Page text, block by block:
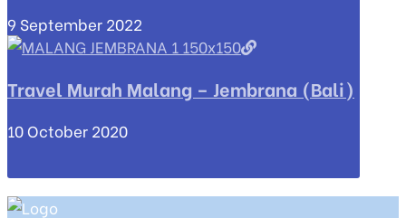
9 September 2022
Travel Murah Malang – Jembrana (Bali)
10 October 2020